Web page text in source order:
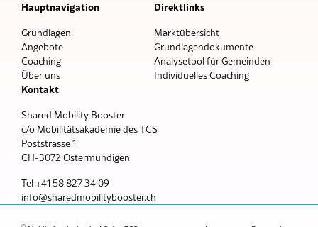
Hauptnavigation
Grundlagen
Angebote
Coaching
Über uns
Direktlinks
Marktübersicht
Grundlagendokumente
Analysetool für Gemeinden
Individuelles Coaching
Kontakt
Shared Mobility Booster
c/o Mobilitätsakademie des TCS
Poststrasse 1
CH-3072 Ostermundigen
Tel +41 58 827 34 09
nf
sh r dm b ltyb st rch